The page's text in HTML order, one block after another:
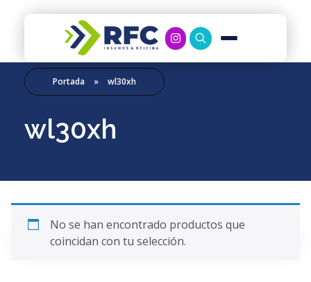
RFC Soluciones
Con 35 años de experiencia, RFC se especializa en muebles de oficina, soluciones tecnológicas y servicio técnico en Río Gallegos. Equipamos espacios de trabajo modernos y eficientes.
Portada » wl30xh
wl30xh
No se han encontrado productos que
coincidan con tu selección.